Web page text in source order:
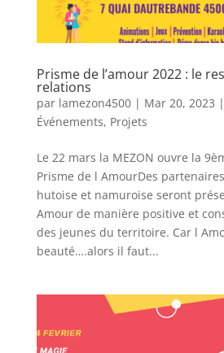
Prisme de l’amour 2022 : le
relations
par lamezon4500| Mar 20, 2023 |
Événements, Projets
Le 22 mars la MEZON ouvre la
Prisme de l AmourDes
hutoise et namuroise seront
Amour de manière positive et
des jeunes du territoire. Car l
beauté….alors il faut...